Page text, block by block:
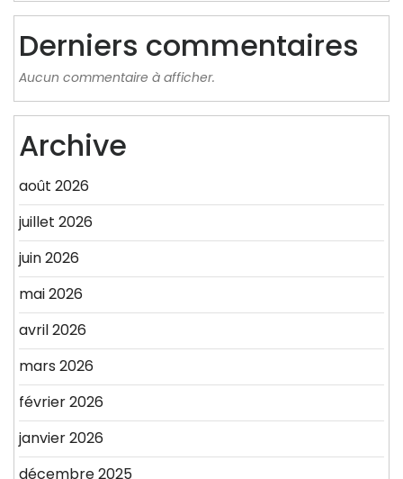
Derniers commentaires
Aucun commentaire à afficher.
Archive
août 2026
juillet 2026
juin 2026
mai 2026
avril 2026
mars 2026
février 2026
janvier 2026
décembre 2025